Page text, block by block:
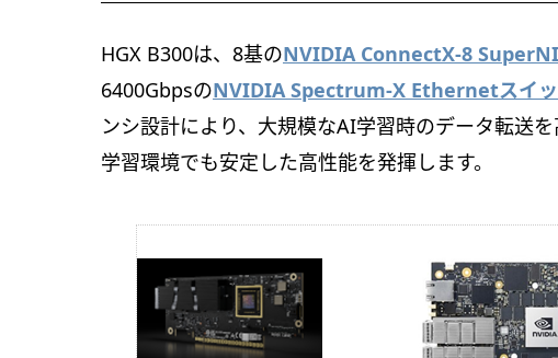
HGX B300は、8基のNVIDIA ConnectX-8
6400GbpsのNVIDIA Spectrum-X Ethernetスイ
ンシ設計により、大規模なAI学習時のデータ転送
学習環境でも安定した高性能を発揮します。